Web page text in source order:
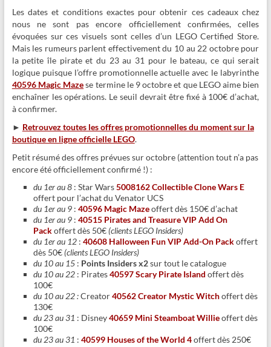
Les dates et conditions exactes pour obtenir ces cadeaux chez
nous ne sont pas encore officiellement confirmées, celles
évoquées sur ces visuels sont celles d’un LEGO Certified Store.
Mais les rumeurs parlent effectivement du 10 au 22 octobre pour
la petite île pirate et du 23 au 31 pour le bateau, ce qui serait
logique puisque l’offre promotionnelle actuelle avec le labyrinthe
40596 Magic Mazese termine le 9 octobre et que LEGO aime bien
enchaîner les opérations. Le seuil devrait être fixé à 100€ d’achat,
à confirmer.
► Retrouvez toutes les offres promotionnelles du moment sur la
boutique en ligne officielle LEGO.
Petit résumé des offres prévues sur octobre (attention tout n’a pas
encore été officiellement confirmé !) :
du 1er au 8: Star Wars5008162 Collectible Clone Wars E
offert pour l’achat du Venator UCS
du 1er au 9 : 40596 Magic Mazeoffert dès 150€ d’achat
du 1er au 9 : 40515 Pirates and Treasure VIP Add On
Packoffert dès 50€ (clients LEGO Insiders)
du 1er au 12: 40608 Halloween Fun VIP Add-On Packoffert
dès 50€ (clients LEGO Insiders)
du 10 au 15: Points Insiders x2sur tout le catalogue
du 10 au 22: Pirates40597 Scary Pirate Island offert dès
100€
du 10 au 22 :Creator40562 Creator Mystic Witchoffert dès
130€
du 23 au 31 : Disney40659 Mini Steamboat Willieoffert dès
100€
du 23 au 31 : 40599 Houses of the World 4offert dès 250€